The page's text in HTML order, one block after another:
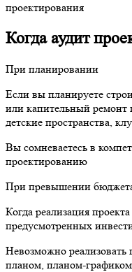
Когда аудит
При планировании
Если вы планируете
или капительный ремонт
детские пространства,
Вы сомневаетесь в
проектированию
При превышении
Когда реализация
предусмотренных
Невозможно реализовать
планом, планом-